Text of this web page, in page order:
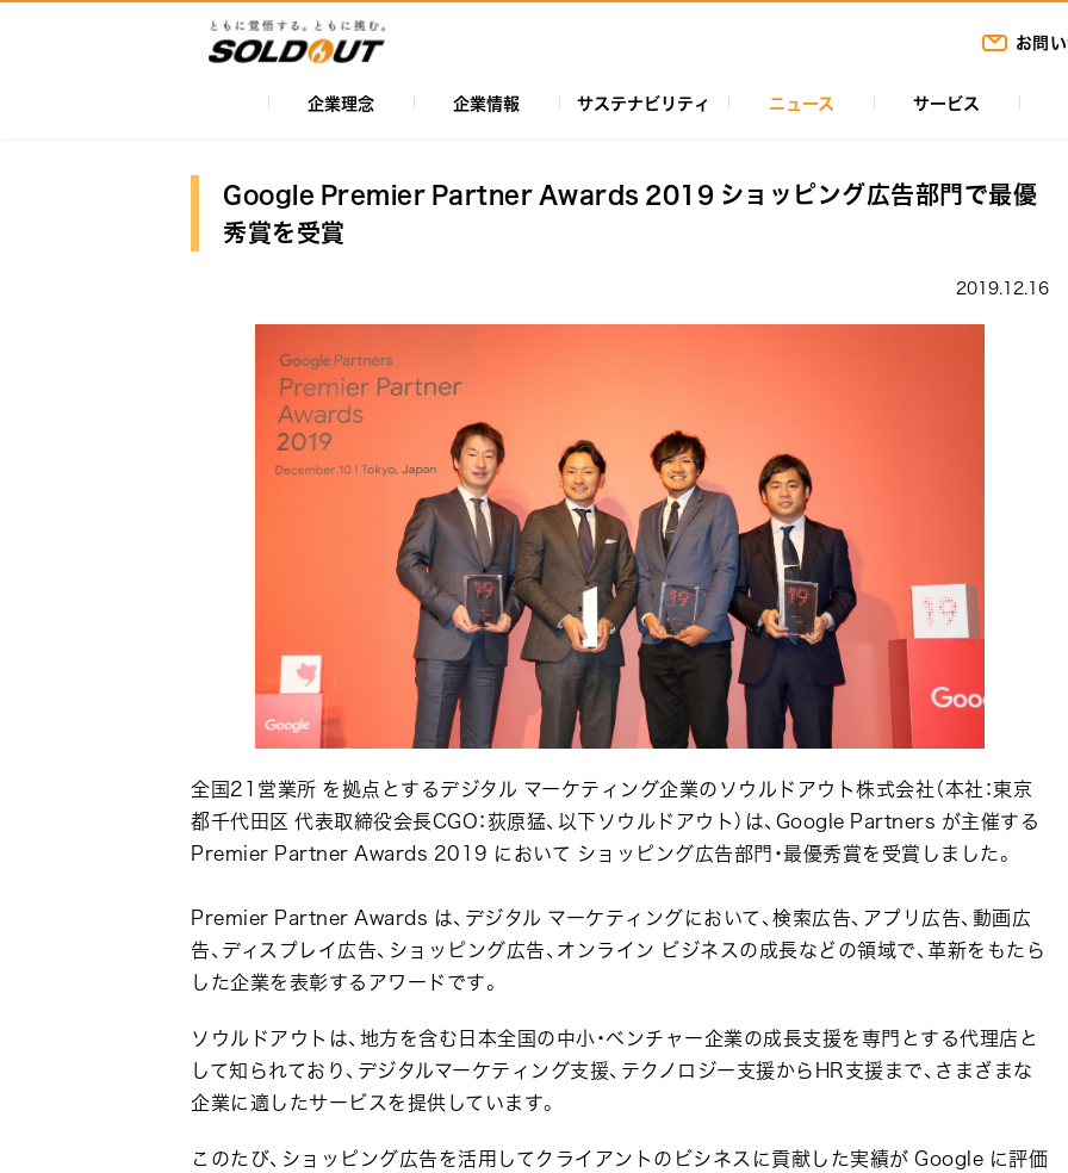
お問
ン
ナ
企業理念 企業情報 サステナビリティ ニュース サービス
Google Premier Partner Awards 2019 ショッピング広告部門で最優
秀賞を受賞
2019.12.16
全国21営業所 を拠点とするデジタル マーケティング企業のソウルドアウト株式会社（本社：東京
都千代田区 代表取締役会長CGO：荻原猛、以下ソウルドアウト）は、Google Partners が主催する
Premier Partner Awards 2019 において ショッピング広告部門・最優秀賞を受賞しました。
Premier Partner Awards は、デジタル マーケティングにおいて、検索広告、アプリ広告、動画広
告、ディスプレイ広告、ショッピング広告、オンライン ビジネスの成長などの領域で、革新をもたら
した企業を表彰するアワードです。
ソウルドアウトは、地方を含む日本全国の中小・ベンチャー企業の成長支援を専門とする代理店と
して知られており、デジタルマーケティング支援、テクノロジー支援からHR支援まで、さまざまな
企業に適したサービスを提供しています。
このたび、ショッピング広告を活用してクライアントのビシネスに貢献した実績が Google に評価